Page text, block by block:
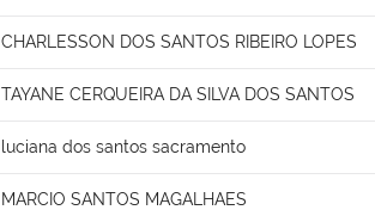
CHARLESSON DOS SANTOS RIBEIRO LOPES
TAYANE CERQUEIRA DA SILVA DOS SANTOS
luciana dos santos sacramento
MARCIO SANTOS MAGALHAES